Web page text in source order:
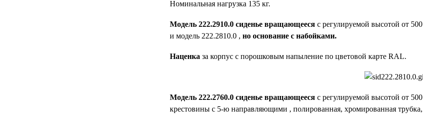
Номинальная нагрузка 135 кг.
Модель 222.2910.0 сиденье вращающееся с регулируемой высотой от
и модель 222.2810.0 , но основание с набойками.
Наценка за корпус с порошковым напыление по цветовой карте RAL.
Модель 222.2760.0 сиденье вращающееся с регулируемой высотой от
крестовины с 5-ю направляющими , полированная, хромированная